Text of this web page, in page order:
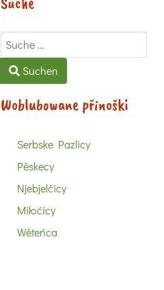
Suchen
Suchen
Woblubowane přinoški
Serbske Pazlicy
Pěskecy
Njebjelčicy
Miłoćicy
Wěteńca